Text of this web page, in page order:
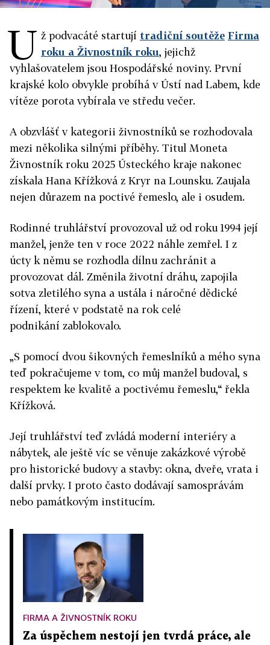
U ž podvacáté startují tradiční soutěže Firma
roku a Živnostník roku, jejichž
vyhlašovatelem jsou Hospodářské noviny. První
krajské kolo obvykle probíhá v Ústí nad Labem, kde
vítěze porota vybírala ve středu večer.
A obzvlášť v kategorii živnostníků se rozhodovala
mezi několika silnými příběhy. Titul Moneta
Živnostník roku 2025 Ústeckého kraje nakonec
získala Hana Křížková z Kryr na Lounsku. Zaujala
nejen důrazem na poctivé řemeslo, ale i osudem.
Rodinné truhlářství provozoval už od roku 1994 její
manžel, jenže ten v roce 2022 náhle zemřel. I z
úcty k němu se rozhodla dílnu zachránit a
provozovat dál. Změnila životní dráhu, zapojila
sotva zletilého syna a ustála i náročné dědické
řízení, které v podstatě na rok celé
podnikání zablokovalo.
„S pomocí dvou šikovných řemeslníků a mého syna
teď pokračujeme v tom, co můj manžel budoval, s
respektem ke kvalitě a poctivému řemeslu,“ řekla
Křížková.
Její truhlářství teď zvládá moderní interiéry a
nábytek, ale ještě víc se věnuje zakázkové výrobě
pro historické budovy a stavby: okna, dveře, vrata i
další prvky. I proto často dodávají samosprávám
nebo památkovým institucím.
FIRMA A ŽIVNOSTNÍK ROKU
Za úspěchem nestojí jen tvrdá práce, ale